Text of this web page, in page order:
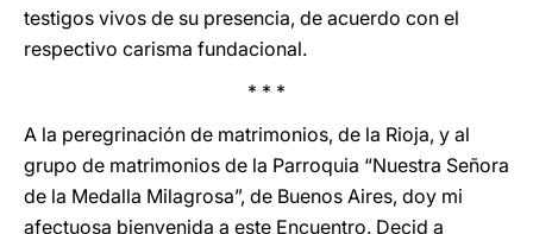
testigos vivos de su presencia, de acuerdo con el
respectivo carisma fundacional.
* * *
A la peregrinación de matrimonios, de la Rioja, y al
grupo de matrimonios de la Parroquia “Nuestra Señora
de la Medalla Milagrosa”, de Buenos Aires, doy mi
afectuosa bienvenida a este Encuentro. Decid a